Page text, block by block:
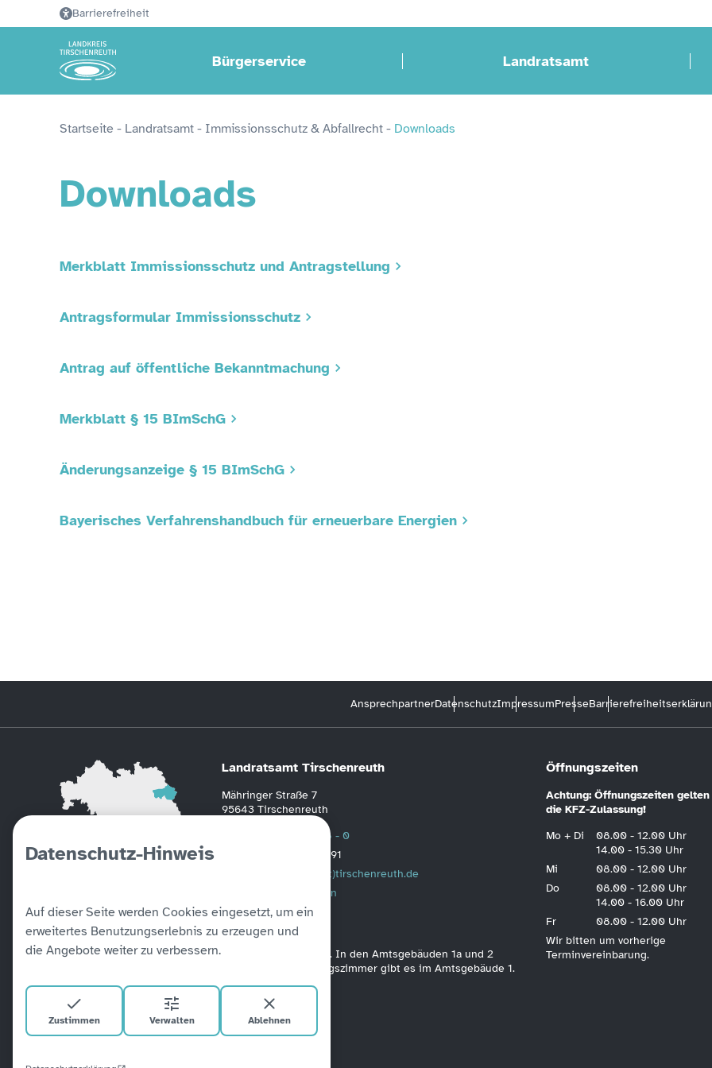
Datenschutz-Hinweis
Auf dieser Seite werden Cookies eingesetzt, um ein
erweitertes Benutzungserlebnis zu erzeugen und
die Angebote weiter zu verbessern.
Zustimmen Verwalten Ablehnen
Barrierefreiheit
Bürgerservice Landratsamt
Startseite - Landratsamt - Immissionsschutz & Abfallrecht - Downloads
Downloads
Merkblatt Immissionsschutz und Antragstellung
Antragsformular Immissionsschutz
Antrag auf öffentliche Bekanntmachung
Merkblatt § 15 BImSchG
Änderungsanzeige § 15 BImSchG
Bayerisches Verfahrenshandbuch für erneuerbare Energien
AnsprechpartnerDatenschutzImpressumPresse
Landratsamt Tirschenreuth
Mähringer Straße 7
95643 Tirschenreuth
0 96 31 / 88 - 0
0 96 31 / 2391
poststelle(at)tirschenreuth.de
Weitere Informationen
Alle unsere Amtsgebäude sind barrierefrei verbunden. In den Amtsgebäuden 1a und 2
befinden sich Aufzüge. Ein barrierefreies Besprechungszimmer gibt es im Amtsgebäude 1.
Öffnungszeiten
Achtung: Öffnungszeiten
die KFZ-Zulassung!
Mo + Di
08.00 - 12.00 Uhr
14.00 - 15.30 Uhr
Mi
08.00 - 12.00 Uhr
Do
08.00 - 12.00 Uhr
14.00 - 16.00 Uhr
Fr
08.00 - 12.00 Uhr
Wir bitten um vorherige
Terminvereinbarung.